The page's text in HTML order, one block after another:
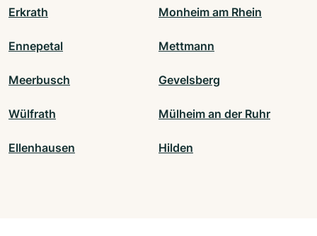
Erkrath Monheim am Rhein
Ennepetal Mettmann
Meerbusch Gevelsberg
Wülfrath Mülheim an der Ruhr
Ellenhausen Hilden